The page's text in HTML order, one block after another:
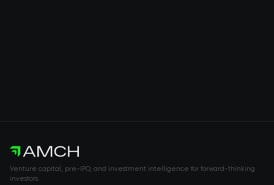
Venture capital, pre-IPO, and investment intelligence for forward-thinking
investors.